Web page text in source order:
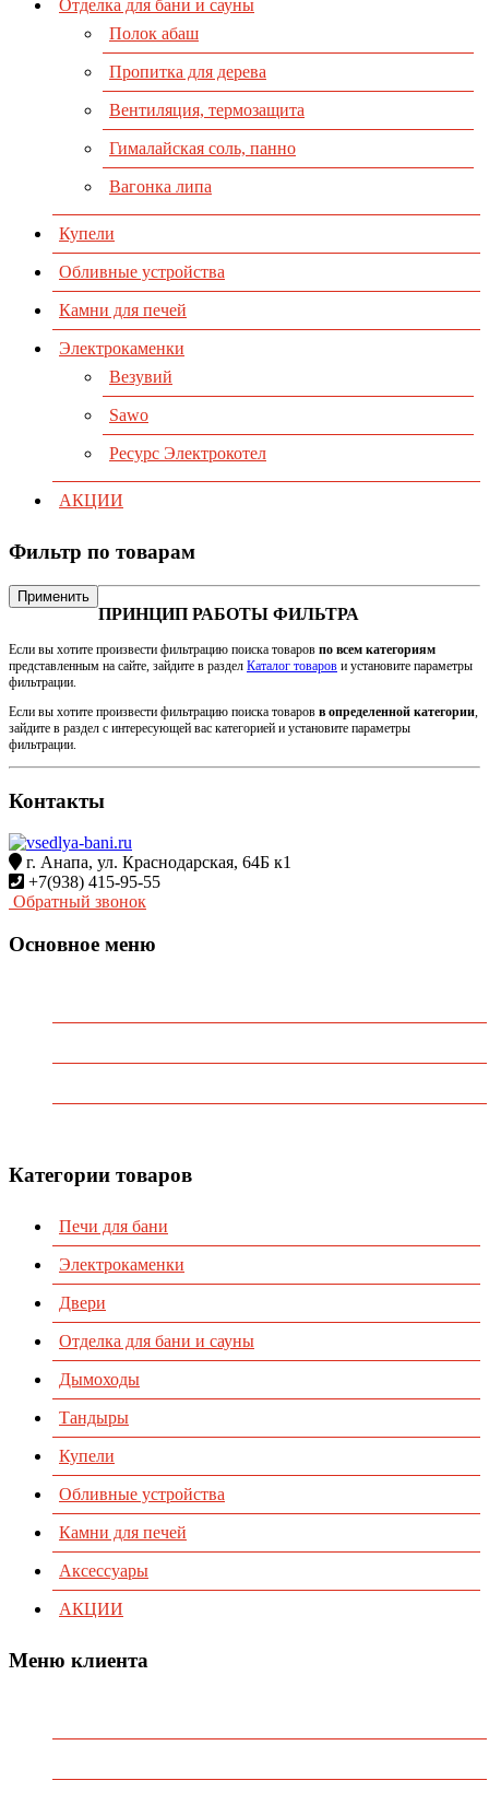
Отделка для бани и сауны
Полок абаш
Пропитка для дерева
Вентиляция, термозащита
Гималайская соль, панно
Вагонка липа
Купели
Обливные устройства
Камни для печей
Электрокаменки
Везувий
Sawo
Ресурс Электрокотел
АКЦИИ
Фильтр по товарам
Применить
ПРИНЦИП РАБОТЫ ФИЛЬТРА
Если вы хотите произвести фильтрацию поиска товаров по всем категориям
представленным на сайте, зайдите в раздел Каталог товаров и установите параметры
фильтрации.
Если вы хотите произвести фильтрацию поиска товаров в определенной категории,
зайдите в раздел с интересующей вас категорией и установите параметры
фильтрации.
Контакты
г. Анапа, ул. Краснодарская, 64Б к1
+7(938) 415-95-55
Обратный звонок
Основное меню
Категории товаров
Печи для бани
Электрокаменки
Двери
Отделка для бани и сауны
Дымоходы
Тандыры
Купели
Обливные устройства
Камни для печей
Аксессуары
АКЦИИ
Меню клиента